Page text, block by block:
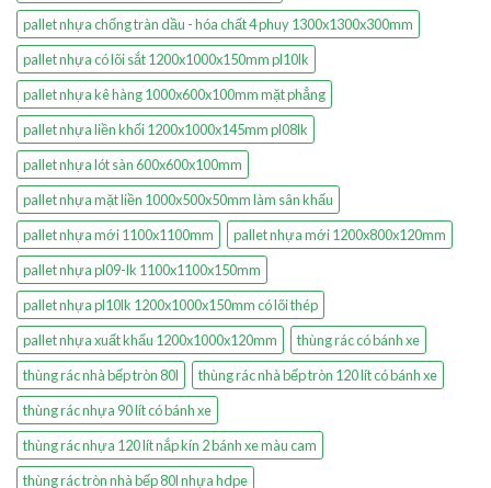
pallet nhựa chống tràn dầu - hóa chất 4 phuy 1300x1300x300mm
pallet nhựa có lõi sắt 1200x1000x150mm pl10lk
pallet nhựa kê hàng 1000x600x100mm mặt phẳng
pallet nhựa liền khối 1200x1000x145mm pl08lk
pallet nhựa lót sàn 600x600x100mm
pallet nhựa mặt liền 1000x500x50mm làm sân khấu
pallet nhựa mới 1100x1100mm
pallet nhựa mới 1200x800x120mm
pallet nhựa pl09-lk 1100x1100x150mm
pallet nhựa pl10lk 1200x1000x150mm có lõi thép
pallet nhựa xuất khẩu 1200x1000x120mm
thùng rác có bánh xe
thùng rác nhà bếp tròn 80l
thùng rác nhà bếp tròn 120 lít có bánh xe
thùng rác nhựa 90 lít có bánh xe
thùng rác nhựa 120 lít nắp kín 2 bánh xe màu cam
thùng rác tròn nhà bếp 80l nhựa hdpe